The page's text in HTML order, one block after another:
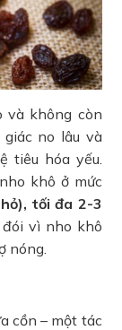
và không còn
no lâu và
tiêu hóa yếu.
khô ở mức
tối đa 2-3
vì nho khô
nóng.
cồn – một tác